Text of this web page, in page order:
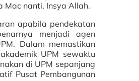
Mac nanti, Insya Allah.
apabila pendekatan
menjadi agen
Dalam memastikan
UPM sewaktu
di UPM sepanjang
Pusat Pembangunan